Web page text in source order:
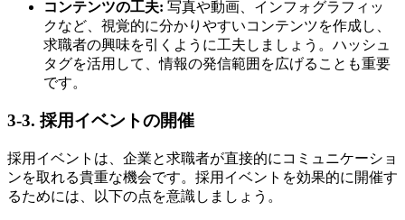
コンテンツの工夫: 写真や動画、インフォグラフィッ
クなど、視覚的に分かりやすいコンテンツを作成し、
求職者の興味を引くように工夫しましょう。ハッシュ
タグを活用して、情報の発信範囲を広げることも重要
です。
3-3. 採用イベントの開催
採用イベントは、企業と求職者が直接的にコミュニケーショ
ンを取れる貴重な機会です。採用イベントを効果的に開催す
るためには、以下の点を意識しましょう。